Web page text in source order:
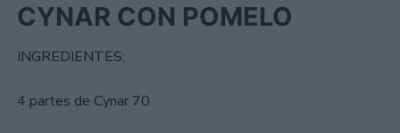
CYNAR CON POMELO
INGREDIENTES:
4 partes de Cynar 70